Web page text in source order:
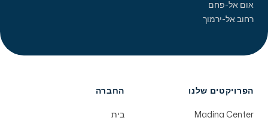
אום אל-פחם
רחוב אל-ירמוך
הפרויקטים שלנו
Madina Center
החברה
בית